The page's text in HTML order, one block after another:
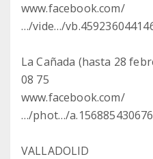
www.facebook.com/
…/vide…/
La Cañada (hasta 28
08 75
www.facebook.com/
…/phot…/
VALLADOLID